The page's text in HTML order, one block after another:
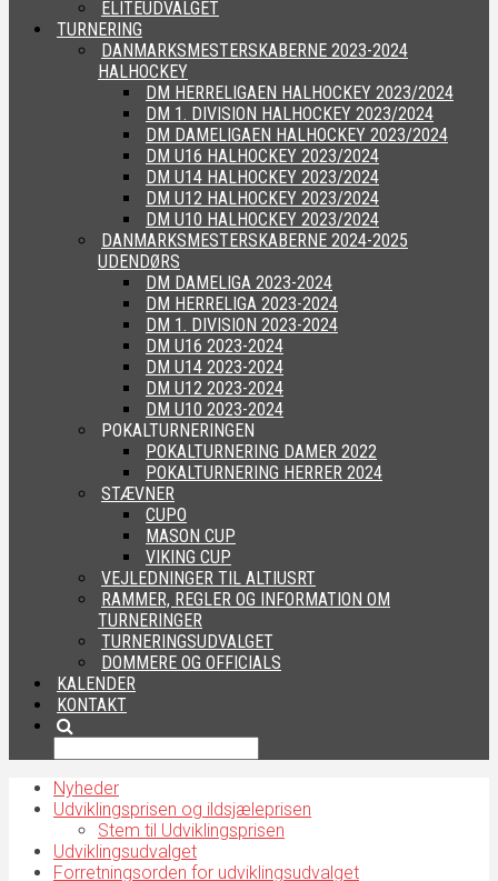
ELITEUDVALGET
TURNERING
DANMARKSMESTERSKABERNE 2023-2024
HALHOCKEY
DM HERRELIGAEN HALHOCKEY 2023/2024
DM 1. DIVISION HALHOCKEY 2023/2024
DM DAMELIGAEN HALHOCKEY 2023/2024
DM U16 HALHOCKEY 2023/2024
DM U14 HALHOCKEY 2023/2024
DM U12 HALHOCKEY 2023/2024
DM U10 HALHOCKEY 2023/2024
DANMARKSMESTERSKABERNE 2024-2025
UDENDØRS
DM DAMELIGA 2023-2024
DM HERRELIGA 2023-2024
DM 1. DIVISION 2023-2024
DM U16 2023-2024
DM U14 2023-2024
DM U12 2023-2024
DM U10 2023-2024
POKALTURNERINGEN
POKALTURNERING DAMER 2022
POKALTURNERING HERRER 2024
STÆVNER
CUPO
MASON CUP
VIKING CUP
VEJLEDNINGER TIL ALTIUSRT
RAMMER, REGLER OG INFORMATION OM
TURNERINGER
TURNERINGSUDVALGET
DOMMERE OG OFFICIALS
KALENDER
KONTAKT
Nyheder
Udviklingsprisen og ildsjæleprisen
Stem til Udviklingsprisen
Udviklingsudvalget
Forretningsorden for udviklingsudvalget